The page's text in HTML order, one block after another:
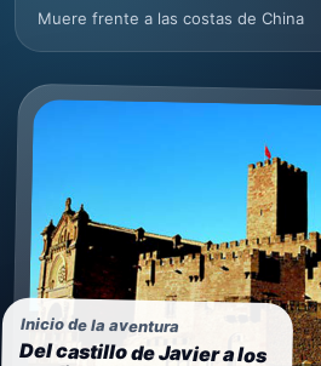
Muere frente a las costas de China
Inicio de la aventura
Del castillo de Javier a los